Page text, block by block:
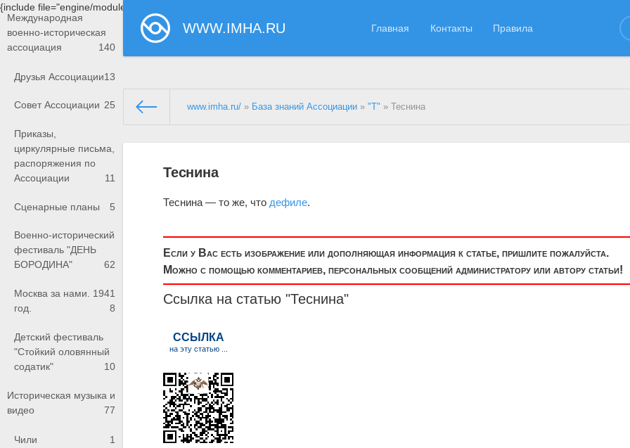
{include file="engine/modules/saperu/head.php"}
WWW.IMHA.RU Главная Контакты Правила
Международная
военно-историческая
ассоциация
140
Друзья Ассоциации13
Совет Ассоциации 25
Приказы,
циркулярные письма,
распоряжения по
Ассоциации
11
Сценарные планы 5
Военно-исторический
фестиваль "ДЕНЬ
БОРОДИНА"
62
Москва за нами. 1941
год.
8
Детский фестиваль
"Стойкий оловянный
содатик"
10
Историческая музыка и
видео
77
Чили 1
www.imha.ru/ » База знаний Ассоциации »"Т" » Теснина
Теснина
Теснина — то же, что дефиле.
Если у Вас есть изображение или дополняющая информация к статье, пришлите пожалуйста.
Можно с помощью комментариев, персональных сообщений администратору или автору статьи!
Ссылка на статью "Теснина"